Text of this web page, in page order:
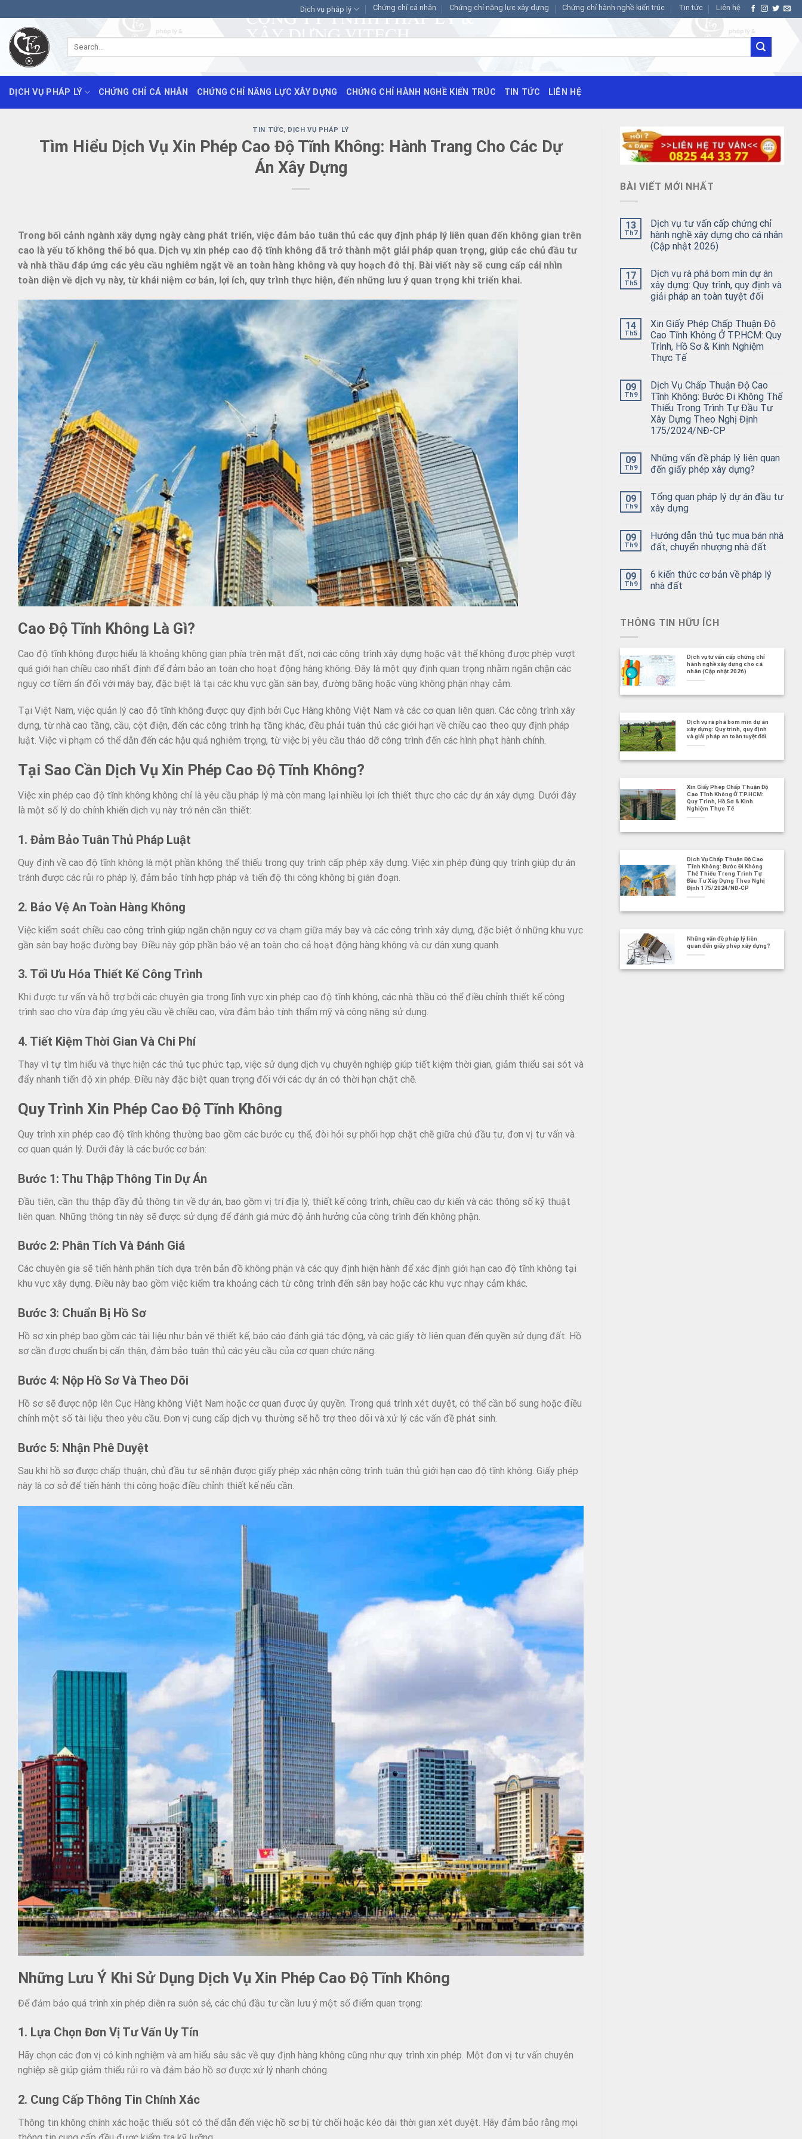
to
content
Dịch vụ pháp lý Chứng chỉ cá nhân Chứng chỉ năng lực xây dựng Chứng chỉ hành nghề kiến trúc Tin tức Liên hệ
DỊCH VỤ PHÁP LÝ CHỨNG CHỈ CÁ NHÂN CHỨNG CHỈ NĂNG LỰC XÂY DỰNG CHỨNG CHỈ HÀNH NGHỀ KIẾN TRÚC TIN TỨC LIÊN HỆ
TIN TỨC, DỊCH VỤ PHÁP LÝ
Tìm Hiểu Dịch Vụ Xin Phép Cao Độ Tĩnh Không: Hành Trang Cho Các Dự
Án Xây Dựng
Trong bối cảnh ngành xây dựng ngày càng phát triển, việc đảm bảo tuân thủ các quy định pháp lý liên quan đến không gian trên
cao là yếu tố không thể bỏ qua. Dịch vụ xin phép cao độ tĩnh không đã trở thành một giải pháp quan trọng, giúp các chủ đầu tư
và nhà thầu đáp ứng các yêu cầu nghiêm ngặt về an toàn hàng không và quy hoạch đô thị. Bài viết này sẽ cung cấp cái nhìn
toàn diện về dịch vụ này, từ khái niệm cơ bản, lợi ích, quy trình thực hiện, đến những lưu ý quan trọng khi triển khai.
Cao Độ Tĩnh Không Là Gì?
Cao độ tĩnh không được hiểu là khoảng không gian phía trên mặt đất, nơi các công trình xây dựng hoặc vật thể không được phép vượt
quá giới hạn chiều cao nhất định để đảm bảo an toàn cho hoạt động hàng không. Đây là một quy định quan trọng nhằm ngăn chặn các
nguy cơ tiềm ẩn đối với máy bay, đặc biệt là tại các khu vực gần sân bay, đường băng hoặc vùng không phận nhạy cảm.
Tại Việt Nam, việc quản lý cao độ tĩnh không được quy định bởi Cục Hàng không Việt Nam và các cơ quan liên quan. Các công trình xây
dựng, từ nhà cao tầng, cầu, cột điện, đến các công trình hạ tầng khác, đều phải tuân thủ các giới hạn về chiều cao theo quy định pháp
luật. Việc vi phạm có thể dẫn đến các hậu quả nghiêm trọng, từ việc bị yêu cầu tháo dỡ công trình đến các hình phạt hành chính.
Tại Sao Cần Dịch Vụ Xin Phép Cao Độ Tĩnh Không?
Việc xin phép cao độ tĩnh không không chỉ là yêu cầu pháp lý mà còn mang lại nhiều lợi ích thiết thực cho các dự án xây dựng. Dưới đây
là một số lý do chính khiến dịch vụ này trở nên cần thiết:
1. Đảm Bảo Tuân Thủ Pháp Luật
Quy định về cao độ tĩnh không là một phần không thể thiếu trong quy trình cấp phép xây dựng. Việc xin phép đúng quy trình giúp dự án
tránh được các rủi ro pháp lý, đảm bảo tính hợp pháp và tiến độ thi công không bị gián đoạn.
2. Bảo Vệ An Toàn Hàng Không
Việc kiểm soát chiều cao công trình giúp ngăn chặn nguy cơ va chạm giữa máy bay và các công trình xây dựng, đặc biệt ở những khu vực
gần sân bay hoặc đường bay. Điều này góp phần bảo vệ an toàn cho cả hoạt động hàng không và cư dân xung quanh.
3. Tối Ưu Hóa Thiết Kế Công Trình
Khi được tư vấn và hỗ trợ bởi các chuyên gia trong lĩnh vực xin phép cao độ tĩnh không, các nhà thầu có thể điều chỉnh thiết kế công
trình sao cho vừa đáp ứng yêu cầu về chiều cao, vừa đảm bảo tính thẩm mỹ và công năng sử dụng.
4. Tiết Kiệm Thời Gian Và Chi Phí
Thay vì tự tìm hiểu và thực hiện các thủ tục phức tạp, việc sử dụng dịch vụ chuyên nghiệp giúp tiết kiệm thời gian, giảm thiểu sai sót và
đẩy nhanh tiến độ xin phép. Điều này đặc biệt quan trọng đối với các dự án có thời hạn chặt chẽ.
Quy Trình Xin Phép Cao Độ Tĩnh Không
Quy trình xin phép cao độ tĩnh không thường bao gồm các bước cụ thể, đòi hỏi sự phối hợp chặt chẽ giữa chủ đầu tư, đơn vị tư vấn và
cơ quan quản lý. Dưới đây là các bước cơ bản:
Bước 1: Thu Thập Thông Tin Dự Án
Đầu tiên, cần thu thập đầy đủ thông tin về dự án, bao gồm vị trí địa lý, thiết kế công trình, chiều cao dự kiến và các thông số kỹ thuật
liên quan. Những thông tin này sẽ được sử dụng để đánh giá mức độ ảnh hưởng của công trình đến không phận.
Bước 2: Phân Tích Và Đánh Giá
Các chuyên gia sẽ tiến hành phân tích dựa trên bản đồ không phận và các quy định hiện hành để xác định giới hạn cao độ tĩnh không tại
khu vực xây dựng. Điều này bao gồm việc kiểm tra khoảng cách từ công trình đến sân bay hoặc các khu vực nhạy cảm khác.
Bước 3: Chuẩn Bị Hồ Sơ
Hồ sơ xin phép bao gồm các tài liệu như bản vẽ thiết kế, báo cáo đánh giá tác động, và các giấy tờ liên quan đến quyền sử dụng đất. Hồ
sơ cần được chuẩn bị cẩn thận, đảm bảo tuân thủ các yêu cầu của cơ quan chức năng.
Bước 4: Nộp Hồ Sơ Và Theo Dõi
Hồ sơ sẽ được nộp lên Cục Hàng không Việt Nam hoặc cơ quan được ủy quyền. Trong quá trình xét duyệt, có thể cần bổ sung hoặc điều
chỉnh một số tài liệu theo yêu cầu. Đơn vị cung cấp dịch vụ thường sẽ hỗ trợ theo dõi và xử lý các vấn đề phát sinh.
Bước 5: Nhận Phê Duyệt
Sau khi hồ sơ được chấp thuận, chủ đầu tư sẽ nhận được giấy phép xác nhận công trình tuân thủ giới hạn cao độ tĩnh không. Giấy phép
này là cơ sở để tiến hành thi công hoặc điều chỉnh thiết kế nếu cần.
Những Lưu Ý Khi Sử Dụng Dịch Vụ Xin Phép Cao Độ Tĩnh Không
Để đảm bảo quá trình xin phép diễn ra suôn sẻ, các chủ đầu tư cần lưu ý một số điểm quan trọng:
1. Lựa Chọn Đơn Vị Tư Vấn Uy Tín
Hãy chọn các đơn vị có kinh nghiệm và am hiểu sâu sắc về quy định hàng không cũng như quy trình xin phép. Một đơn vị tư vấn chuyên
nghiệp sẽ giúp giảm thiểu rủi ro và đảm bảo hồ sơ được xử lý nhanh chóng.
2. Cung Cấp Thông Tin Chính Xác
Thông tin không chính xác hoặc thiếu sót có thể dẫn đến việc hồ sơ bị từ chối hoặc kéo dài thời gian xét duyệt. Hãy đảm bảo rằng mọi
BÀI VIẾT MỚI NHẤT
13
Th7
Dịch vụ tư vấn cấp chứng chỉ
hành nghề xây dựng cho cá nhân
(Cập nhật 2026)
17
Th5
Dịch vụ rà phá bom mìn dự án
xây dựng: Quy trình, quy định và
giải pháp an toàn tuyệt đối
14
Th5
Xin Giấy Phép Chấp Thuận Độ
Cao Tĩnh Không Ở TP.HCM: Quy
Trình, Hồ Sơ & Kinh Nghiệm
Thực Tế
09
Th9
Dịch Vụ Chấp Thuận Độ Cao
Tĩnh Không: Bước Đi Không Thể
Thiếu Trong Trình Tự Đầu Tư
Xây Dựng Theo Nghị Định
175/2024/NĐ-CP
09
Th9
Những vấn đề pháp lý liên quan
đến giấy phép xây dựng?
09
Th9
Tổng quan pháp lý dự án đầu tư
xây dựng
09
Th9
Hướng dẫn thủ tục mua bán nhà
đất, chuyển nhượng nhà đất
09
Th9
6 kiến thức cơ bản về pháp lý
nhà đất
THÔNG TIN HỮU ÍCH
Dịch vụ tư vấn cấp chứng chỉ
hành nghề xây dựng cho cá
nhân (Cập nhật 2026)
Dịch vụ rà phá bom mìn dự án
xây dựng: Quy trình, quy định
và giải pháp an toàn tuyệt đối
Xin Giấy Phép Chấp Thuận Độ
Cao Tĩnh Không Ở TP.HCM:
Quy Trình, Hồ Sơ & Kinh
Nghiệm Thực Tế
Dịch Vụ Chấp Thuận Độ Cao
Tĩnh Không: Bước Đi Không
Thể Thiếu Trong Trình Tự
Đầu Tư Xây Dựng Theo Nghị
Định 175/2024/NĐ-CP
Những vấn đề pháp lý liên
quan đến giấy phép xây dựng?